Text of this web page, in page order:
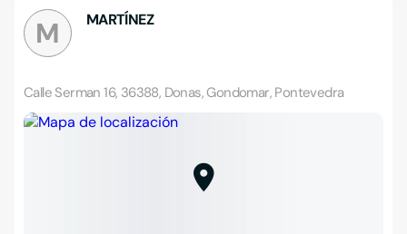
M MARTÍNEZ
Calle Serman 16, 36388, Donas, Gondomar, Pontevedra